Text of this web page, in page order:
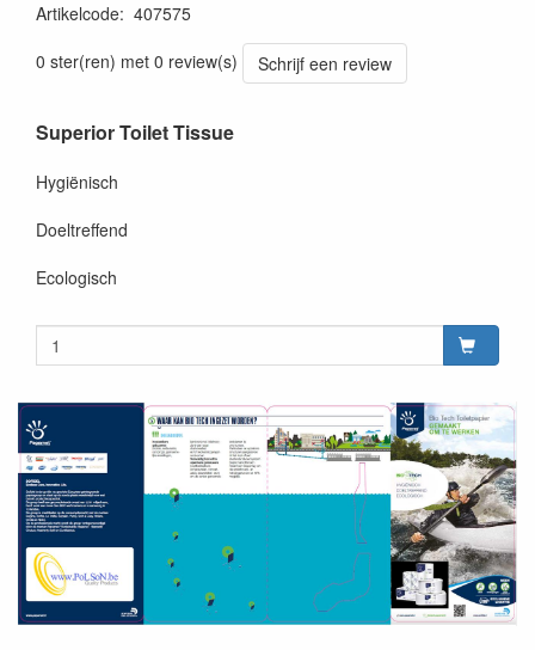
Artikelcode: 407575
0 ster(ren) met 0 review(s)
Schrijf een review
Superior Toilet Tissue
Hygiënisch
Doeltreffend
Ecologisch